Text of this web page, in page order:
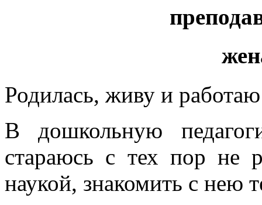
Родилась, живу и
В дошкольную
стараюсь с тех пор не
наукой, знакомить с нею